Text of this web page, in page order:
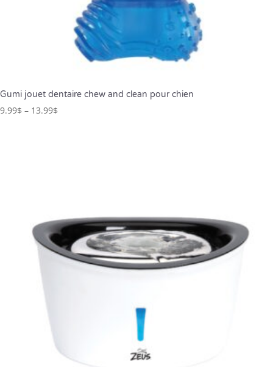
Gumi jouet dentaire chew and clean pour chien
9.99$ – 13.99$